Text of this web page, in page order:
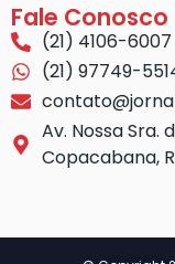
Fale Conosco
(21) 4106-6007
(21) 97749-
Av. Nossa Sra.
Copacabana,